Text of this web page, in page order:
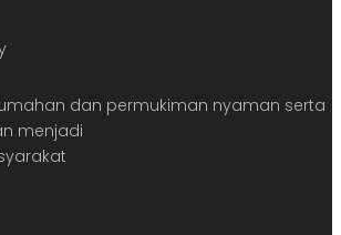
dan permukiman nyaman serta
menjadi